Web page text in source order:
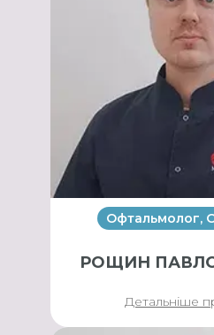
Офтальмолог,
РОЩИН
Детальніше